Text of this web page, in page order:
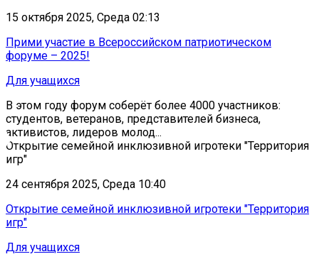
15 октября 2025, Среда 02:13
Прими участие в Всероссийском патриотическом
форуме – 2025!
Для учащихся
В этом году форум соберёт более 4000 участников:
студентов, ветеранов, представителей бизнеса,
активистов, лидеров молод...
Открытие семейной инклюзивной игротеки "Территория
игр"
24 сентября 2025, Среда 10:40
Открытие семейной инклюзивной игротеки "Территория
игр"
Для учащихся